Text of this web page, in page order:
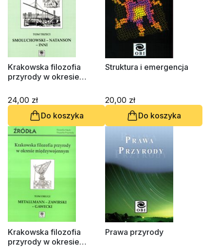
Krakowska filozofia
przyrody w okresie
24,00 zł
Do koszyka
Struktura i emergencja
20,00 zł
Do koszyka
Krakowska filozofia
przyrody w okresie
Prawa przyrody